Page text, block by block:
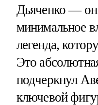
Дьяченко —
минимальное
легенда,
Это
подчеркнул
ключевой